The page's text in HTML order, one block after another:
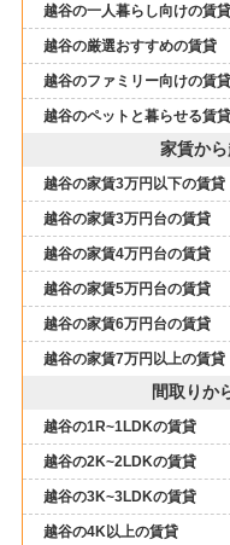
越谷の一人暮らし向けの賃貸
越谷の厳選おすすめの賃貸
越谷のファミリー向けの賃貸
越谷のペットと暮らせる賃貸
家賃か
越谷の家賃3万円以下の賃貸
越谷の家賃3万円台の賃貸
越谷の家賃4万円台の賃貸
越谷の家賃5万円台の賃貸
越谷の家賃6万円台の賃貸
越谷の家賃7万円以上の賃貸
間取りか
越谷の1R~1LDKの賃貸
越谷の2K~2LDKの賃貸
越谷の3K~3LDKの賃貸
越谷の4K以上の賃貸